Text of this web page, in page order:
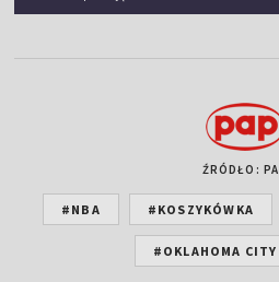
ŹRÓDŁO:
#NBA #KOSZYKÓWKA
#OKLAHOMA